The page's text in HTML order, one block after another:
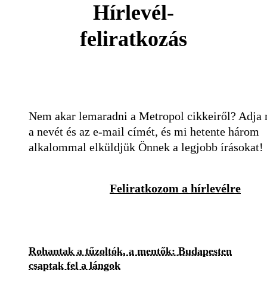
Hírlevél-
feliratkozás
Nem akar lemaradni a Metropol cikkeiről? Adja
a nevét és az e-mail címét, és mi hetente három
alkalommal elküldjük Önnek a legjobb írásokat!
Feliratkozom a hírlevélre
Rohantak a tűzoltók, a mentők: Budapesten
csaptak fel a lángok